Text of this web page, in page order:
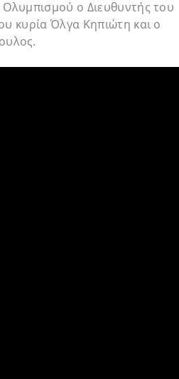
ο Διευθυντής του
κυρία Όλγα Κηπιώτη και ο